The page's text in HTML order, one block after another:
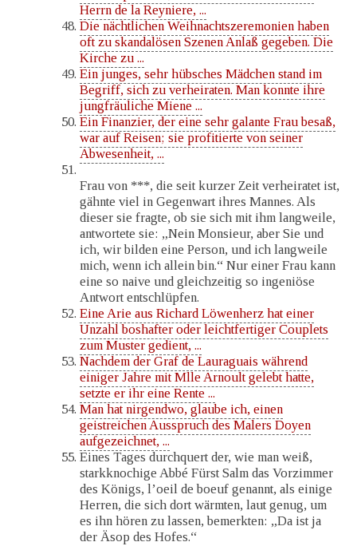
Herrn de la Reyniere, ...
Die nächtlichen Weihnachtszeremonien haben
oft zu skandalösen Szenen Anlaß gegeben. Die
Kirche zu ...
Ein junges, sehr hübsches Mädchen stand im
Begriff, sich zu verheiraten. Man konnte ihre
jungfräuliche Miene ...
Ein Finanzier, der eine sehr galante Frau besaß,
war auf Reisen; sie profitierte von seiner
Abwesenheit, ...
Frau von ***, die seit kurzer Zeit verheiratet ist,
gähnte viel in Gegenwart ihres Mannes. Als
dieser sie fragte, ob sie sich mit ihm langweile,
antwortete sie: „Nein Monsieur, aber Sie und
ich, wir bilden eine Person, und ich langweile
mich, wenn ich allein bin.“ Nur einer Frau kann
eine so naive und gleichzeitig so ingeniöse
Antwort entschlüpfen.
Eine Arie aus Richard Löwenherz hat einer
Unzahl boshafter oder leichtfertiger Couplets
zum Muster gedient, ...
Nachdem der Graf de Lauraguais während
einiger Jahre mit Mlle Arnoult gelebt hatte,
setzte er ihr eine Rente ...
Man hat nirgendwo, glaube ich, einen
geistreichen Ausspruch des Malers Doyen
aufgezeichnet, ...
Eines Tages durchquert der, wie man weiß,
starkknochige Abbé Fürst Salm das Vorzimmer
des Königs, l’oeil de boeuf genannt, als einige
Herren, die sich dort wärmten, laut genug, um
es ihn hören zu lassen, bemerkten: „Da ist ja
der Äsop des Hofes.“